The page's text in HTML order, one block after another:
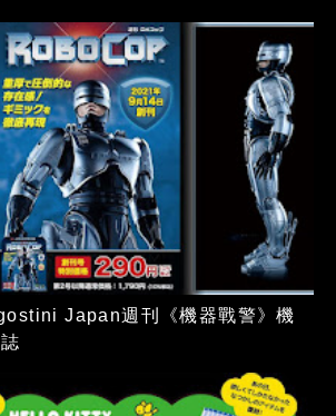
Japan週刊《機器戰警》機